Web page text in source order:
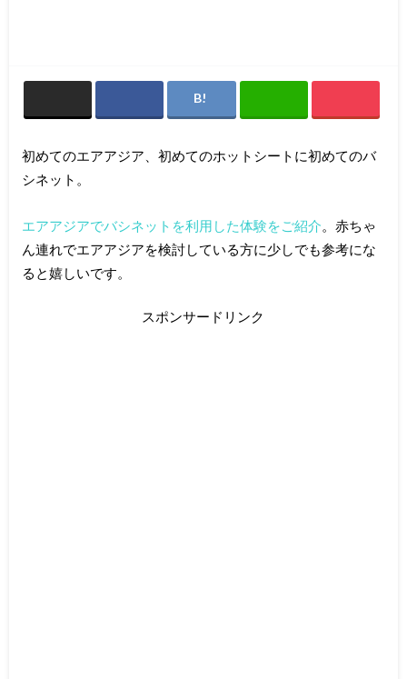
初めてのエアアジア、初めてのホットシートに初めてのバ
シネット。
エアアジアでバシネットを利用した体験をご紹介。赤ちゃ
ん連れでエアアジアを検討している方に少しでも参考にな
ると嬉しいです。
スポンサードリンク